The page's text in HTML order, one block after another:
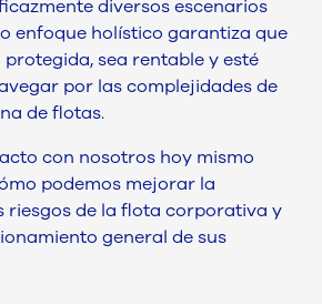
diversos escenarios
enfoque holístico garantiza que
sea rentable y esté
por las complejidades de
de flotas.
con nosotros hoy mismo
podemos mejorar la
riesgos de la flota corporativa y
general de sus